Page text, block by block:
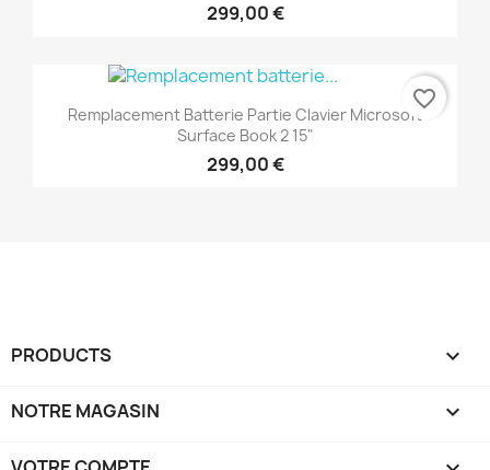
299,00 €
Remplacement Batterie Partie Clavier Microsoft
Surface Book 2 15"
299,00 €
favorite_border
PRODUCTS 
NOTRE MAGASIN 